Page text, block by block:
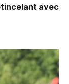
avec